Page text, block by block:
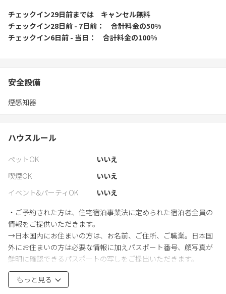
チェックイン29日前までは
キャンセル無料
チェックイン28日前 - 7日前
合計料金の50%
チェックイン6日前 - 当日
合計料金の100%
安全設備
煙感知器
ハウスルール
ペットOK
いいえ
喫煙OK
いいえ
イベント&パーティOK
いいえ
・ご予約された方は、住宅宿泊事業法に定められた宿泊者全員の
情報をご提供いただきます。
→日本国内にお住まいの方は、お名前、ご住所、ご職業。日本国
外にお住まいの方は必要な情報に加えパスポート番号、顔写真が
鮮明に確認できるパスポートの写しをご提出いただきます。
・騒音禁止
・建物内は土足厳禁
もっと見る